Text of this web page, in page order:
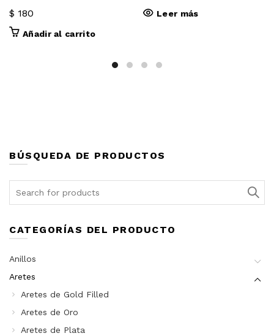
$ 180
Añadir al carrito
Leer más
BÚSQUEDA DE PRODUCTOS
CATEGORÍAS DEL PRODUCTO
Anillos
Aretes
Aretes de Gold Filled
Aretes de Oro
Aretes de Plata